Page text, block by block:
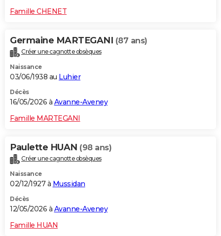
Famille CHENET
Germaine MARTEGANI (87 ans)
Créer une cagnotte obsèques
Naissance
03/06/1938 au Luhier
Décès
16/05/2026 à Avanne-Aveney
Famille MARTEGANI
Paulette HUAN (98 ans)
Créer une cagnotte obsèques
Naissance
02/12/1927 à Mussidan
Décès
12/05/2026 à Avanne-Aveney
Famille HUAN